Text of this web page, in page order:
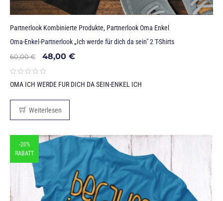
Partnerlook Kombinierte Produkte, Partnerlook Oma Enkel
Oma-Enkel-Partnerlook „Ich werde für dich da sein" 2 T-Shirts
60,00€ 48,00 €
OMA ICH WERDE FUR DICH DA SEIN-ENKEL ICH
Weiterlesen
-20%
RABATT